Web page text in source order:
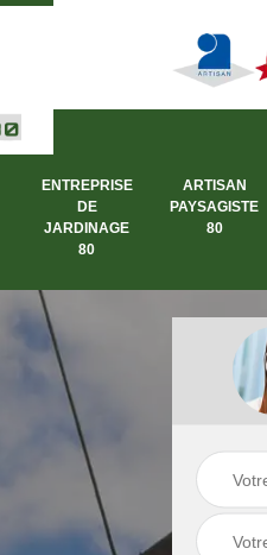
ENTREPRISE
DE
JARDINAGE
80
ARTISAN
PAYSAGISTE
80
Dessouchage arbre
et haie 80